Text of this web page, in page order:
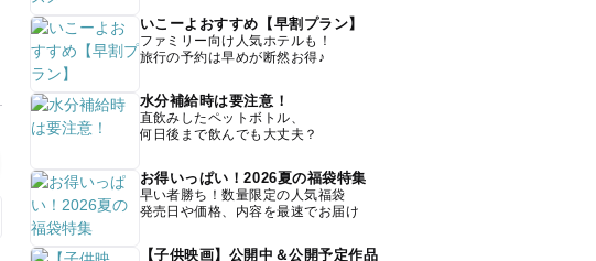
いこーよおすすめ【早割プラン】
ファミリー向け人気ホテルも！
旅行の予約は早めが断然お得♪
水分補給時は要注意！
直飲みしたペットボトル、
何日後まで飲んでも大丈夫？
お得いっぱい！2026夏の福袋特集
早い者勝ち！数量限定の人気福袋
発売日や価格、内容を最速でお届け
【子供映画】公開中＆公開予定作品